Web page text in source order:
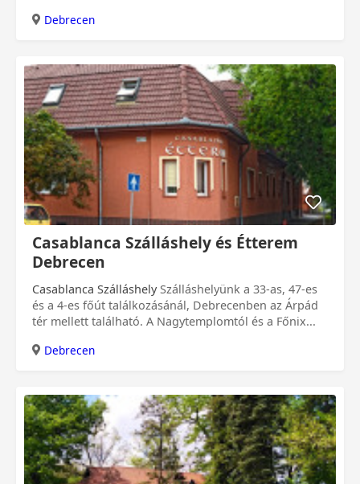
Debrecen
Casablanca Szálláshely és Étterem
Debrecen
Casablanca SzálláshelySzálláshelyünk a 33-as, 47-es
és a 4-es főút találkozásánál, Debrecenben az Árpád
tér mellett található. A Nagytemplomtól és a Főnix...
Debrecen